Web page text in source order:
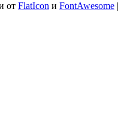
от FlatIcon и FontAwesome |